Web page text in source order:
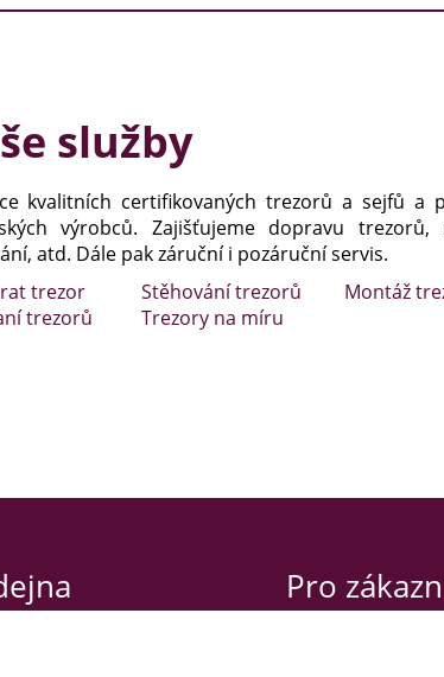
služby
kvalitních certifikovaných trezorů a sejfů a
výrobců. Zajišťujeme dopravu trezorů,
atd. Dále pak záruční i pozáruční servis.
trezor
Stěhování trezorů
Montáž
trezorů
Trezory na míru
Pro